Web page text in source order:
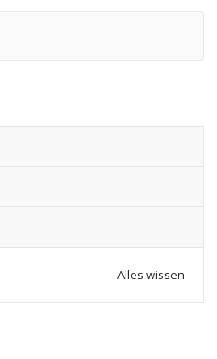
Alles wissen